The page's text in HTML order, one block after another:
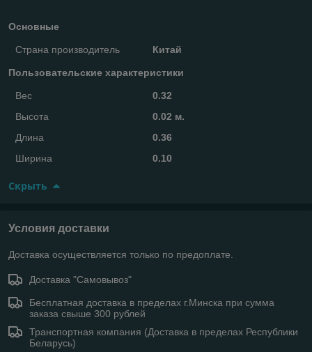
Основные
Страна производитель Китай
Пользовательские характеристики
Вес
0.32
Высота
0.02 м.
Длина
0.36
Ширина
0.10
Скрыть
Условия доставки
Доставка осуществляется только по предоплате.
Доставка "Самовывоз"
Бесплатная доставка в пределах г.Минска при сумма
заказа свыше 300 рублей
Транспортная компания (Доставка в пределах Республики
Беларусь)